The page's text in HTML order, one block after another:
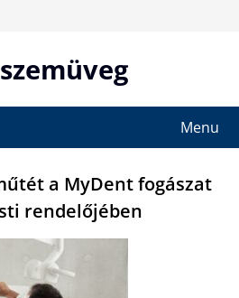
Menu
a MyDent fogászat
rendelőjében